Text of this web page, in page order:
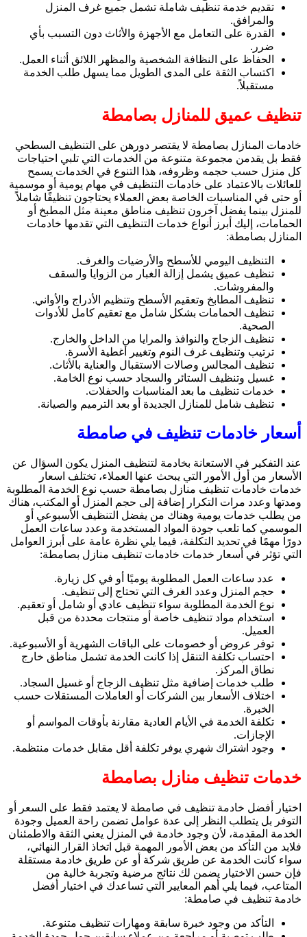
تقديم خدمة تنظيف شاملة تشمل جميع غرف المنزل
والمرافق.
القدرة على التعامل مع الأجهزة والأثاث دون التسبب بأي
ضرر.
الحفاظ على النظافة الشخصية والمظهر اللائق أثناء العمل.
اكتساب الثقة على المدى الطويل مما يسهل طلب الخدمة
مستقبلاً.
تنظيف عميق للمنازل بصامطة
خادمات المنازل بصامطة لا يقتصر دورهن على التنظيف السطحي
فقط بل يقدمن مجموعة متنوعة من الخدمات التي تلبي احتياجات
كل منزل حسب حجمه وظروفه، هذا التنوع في الخدمات يسمح
للعائلات بالاعتماد على خادمات التنظيف في مهام يومية أو موسمية
أو حتى في المناسبات الخاصة بعض العملاء يحتاجون تنظيفًا شاملاً
للمنزل بينما يفضل آخرون تنظيف مناطق معينة مثل المطبخ أو
الحمامات، إليك أبرز أنواع خدمات التنظيف التي تقدمها خادمات
المنازل بصامطة:
التنظيف اليومي للأسطح والأرضيات والغرف.
تنظيف عميق يشمل إزالة الغبار من الزوايا والسقف
والمفروشات.
تنظيف المطابخ وتعقيم الأسطح وتنظيم الأدراج والأواني.
تنظيف الحمامات بشكل شامل مع تعقيم كامل للأدوات
الصحية.
تنظيف الزجاج والنوافذ والمرايا من الداخل والخارج.
ترتيب وتنظيف غرف النوم وتغيير أغطية الأسرة.
تنظيف المجالس وصالات الاستقبال والعناية بالأثاث.
غسيل وتنظيف الستائر والسجاد حسب نوع الخامة.
خدمات تنظيف ما بعد المناسبات والحفلات.
تنظيف شامل للمنازل الجديدة أو بعد الترميم والصيانة.
أسعار خادمات تنظيف في صامطة
عند التفكير في الاستعانة بخادمة لتنظيف المنزل يكون السؤال عن
الأسعار من أول الأمور التي يبحث عنها العملاء، تختلف اسعار
خدمات خادمات تنظيف منازل بصامطة حسب نوع الخدمة المطلوبة
ومدتها وعدد مرات التكرار إضافة إلى حجم المنزل أو المكتب، هناك
من يطلب خدمات يومية وهناك من يفضل التنظيف الأسبوعي أو
الموسمي كما تلعب جودة المواد المستخدمة وعدد ساعات العمل
دورًا مهمًا في تحديد التكلفة، فيما يلي نظرة عامة على أبرز العوامل
التي تؤثر في أسعار خدمات خادمات تنظيف منازل بصامطة:
عدد ساعات العمل المطلوبة يوميًا أو في كل زيارة.
حجم المنزل وعدد الغرف التي تحتاج إلى تنظيف.
نوع الخدمة المطلوبة سواء تنظيف عادي أو شامل أو تعقيم.
استخدام مواد تنظيف خاصة أو منتجات محددة من قبل
العميل.
توفر عروض أو خصومات على الباقات الشهرية أو الأسبوعية.
احتساب تكلفة التنقل إذا كانت الخدمة تشمل مناطق خارج
نطاق المركز.
طلب خدمات إضافية مثل تنظيف الزجاج أو غسيل السجاد.
اختلاف الأسعار بين الشركات أو العاملات المستقلات حسب
الخبرة.
تكلفة الخدمة في الأيام العادية مقارنة بأوقات المواسم أو
الإجازات.
وجود اشتراك شهري يوفر تكلفة أقل مقابل خدمات منتظمة.
خدمات تنظيف منازل بصامطة
اختيار أفضل خادمة تنظيف في صامطة لا يعتمد فقط على السعر أو
التوفر بل يتطلب النظر إلى عدة عوامل تضمن راحة العميل وجودة
الخدمة المقدمة، لأن وجود خادمة في المنزل يعني الثقة والاطمئنان
فلابد من التأكد من بعض الأمور المهمة قبل اتخاذ القرار النهائي،
سواء كانت الخدمة عن طريق شركة أو عن طريق خادمة مستقلة
فإن حسن الاختيار يضمن لك نتائج مرضية وتجربة خالية من
المتاعب، فيما يلي أهم المعايير التي تساعدك في اختيار أفضل
خادمة تنظيف في صامطة:
التأكد من وجود خبرة سابقة ومهارات تنظيف متنوعة.